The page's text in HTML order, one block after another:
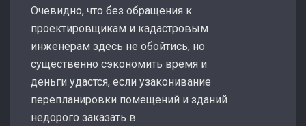
Очевидно, что без обращения к
проектировщикам и кадастровым
инженерам здесь не обойтись, но
существенно сэкономить время и
деньги удастся, если узаконивание
перепланировки помещений и зданий
недорого заказать в